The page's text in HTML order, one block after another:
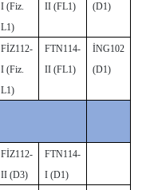
I (Fiz.
L1)
II (FL1)
(D1)
FİZ112-
I (Fiz.
L1)
FTN114-
II (FL1)
İNG102
(D1)
FİZ112-
II (D3)
FTN114-
I (D1)